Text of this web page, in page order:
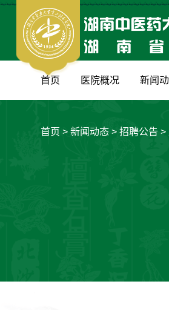
首页 医院概况 新闻
首页 >新闻动态 >招聘公告 >